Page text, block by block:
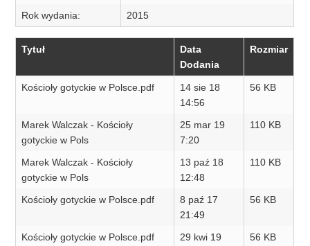
Rok wydania:
2015
Tytuł
Data
Dodania
Rozmiar
Kościoły gotyckie w Polsce.pdf
14 sie 18
14:56
56 KB
Marek Walczak - Kościoły
gotyckie w Pols
25 mar 19
7:20
110 KB
Marek Walczak - Kościoły
gotyckie w Pols
13 paź 18
12:48
110 KB
Kościoły gotyckie w Polsce.pdf
8 paź 17
21:49
56 KB
Kościoły gotyckie w Polsce.pdf
29 kwi 19
56 KB